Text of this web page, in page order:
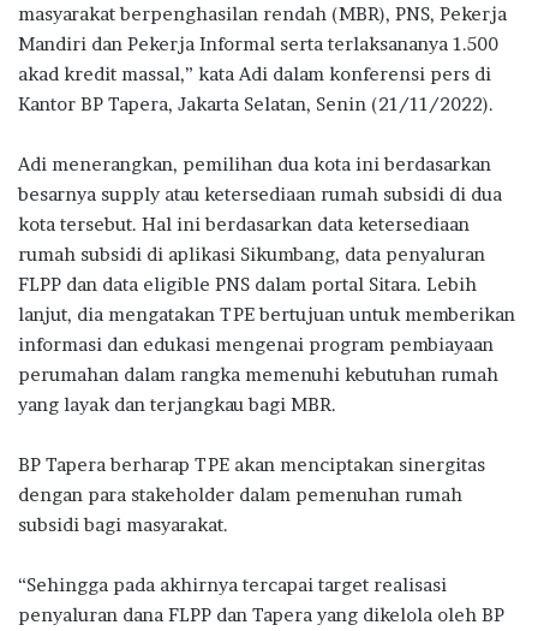
masyarakat berpenghasilan rendah (MBR), PNS, Pekerja
Mandiri dan Pekerja Informal serta terlaksananya 1.500
akad kredit massal,” kata Adi dalam konferensi pers di
Kantor BP Tapera, Jakarta Selatan, Senin (21/11/2022).
Adi menerangkan, pemilihan dua kota ini berdasarkan
besarnya supply atau ketersediaan rumah subsidi di dua
kota tersebut. Hal ini berdasarkan data ketersediaan
rumah subsidi di aplikasi Sikumbang, data penyaluran
FLPP dan data eligible PNS dalam portal Sitara. Lebih
lanjut, dia mengatakan TPE bertujuan untuk memberikan
informasi dan edukasi mengenai program pembiayaan
perumahan dalam rangka memenuhi kebutuhan rumah
yang layak dan terjangkau bagi MBR.
BP Tapera berharap TPE akan menciptakan sinergitas
dengan para stakeholder dalam pemenuhan rumah
subsidi bagi masyarakat.
“Sehingga pada akhirnya tercapai target realisasi
penyaluran dana FLPP dan Tapera yang dikelola oleh BP